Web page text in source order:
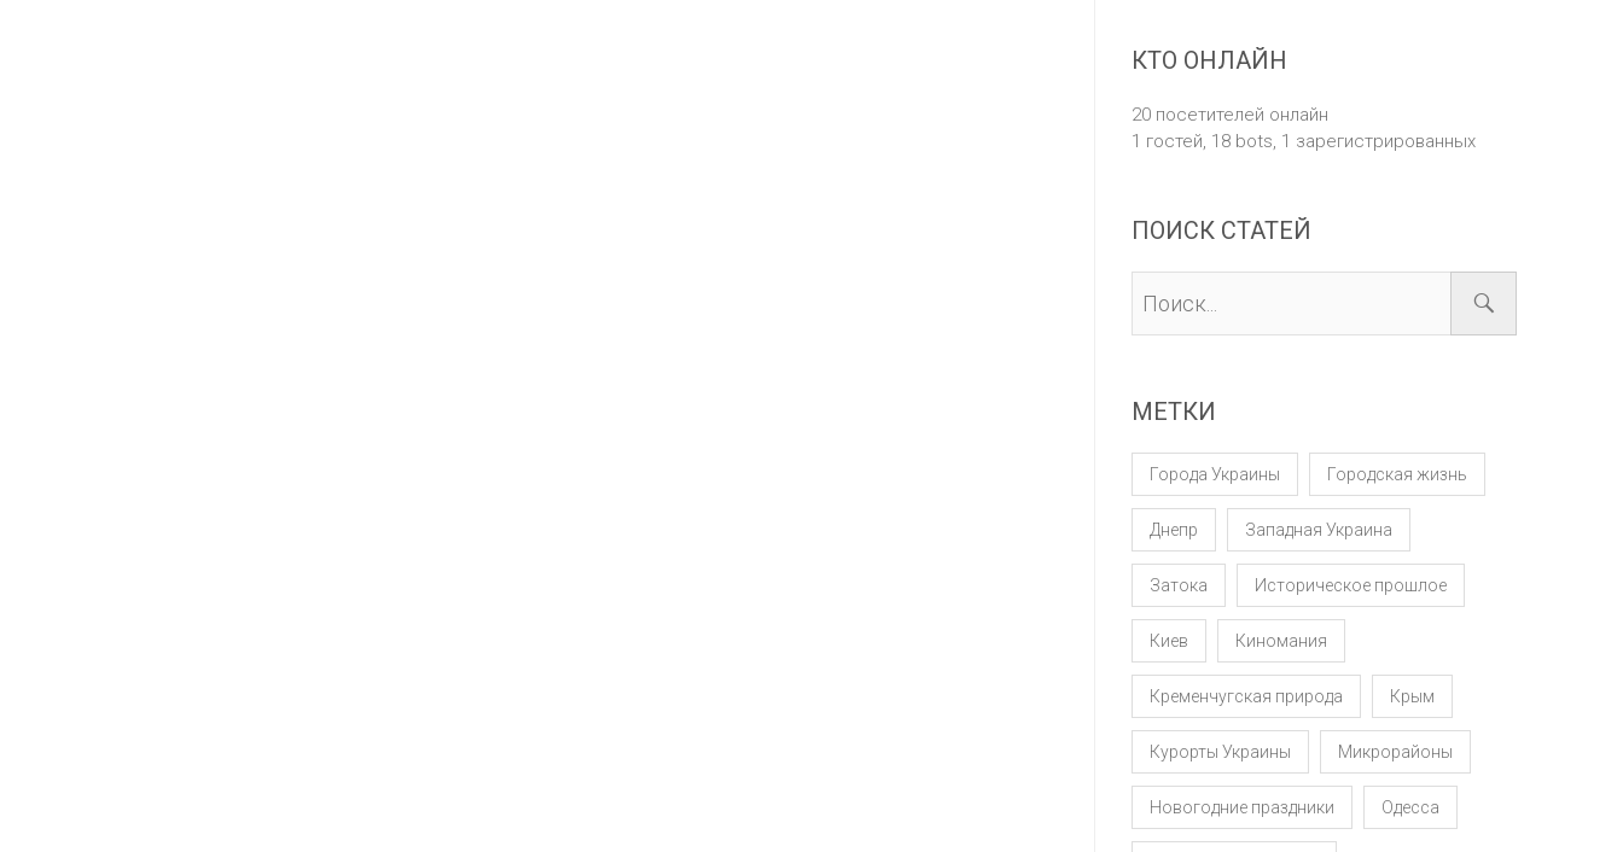
КТО ОНЛАЙН
20 посетителей онлайн
1 гостей, 18 bots, 1 зарегистрированных
ПОИСК СТАТЕЙ
МЕТКИ
Города Украины Городская жизнь
Днепр Западная Украина
Затока Историческое прошлое
Киев Киномания
Кременчугская природа Крым
Курорты Украины Микрорайоны
Новогодние праздники Одесса